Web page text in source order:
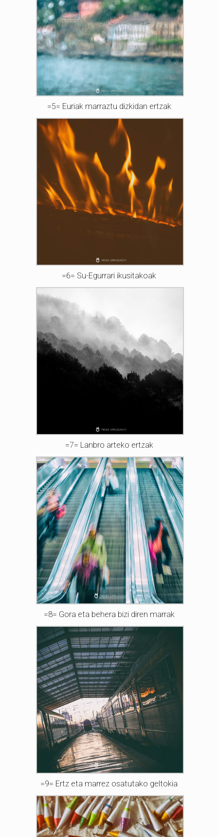
=5= Euriak marraztu dizkidan ertzak
=6= Su-Egurrari ikusitakoak
=7= Lanbro arteko ertzak
=8= Gora eta behera bizi diren marrak
=9= Ertz eta marrez osatutako geltokia